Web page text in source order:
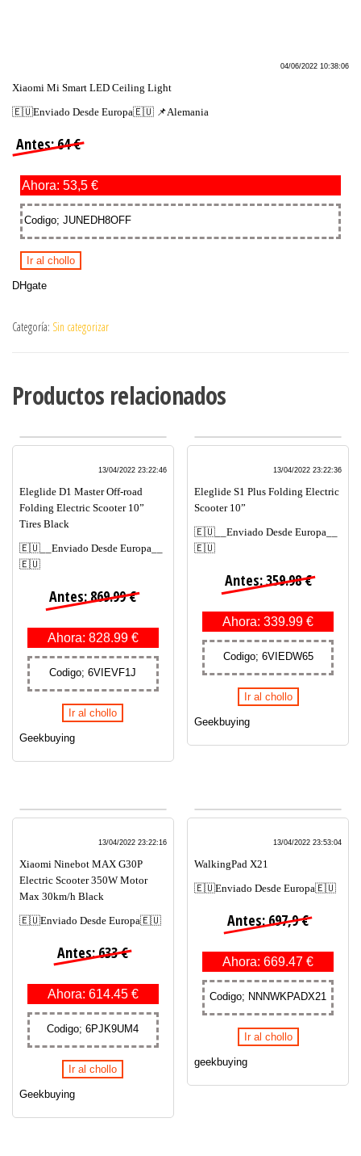
04/06/2022 10:38:06
Xiaomi Mi Smart LED Ceiling Light
🇪🇺Enviado Desde Europa🇪🇺 📌Alemania
Antes: 64 €
Ahora: 53,5 €
Codigo; JUNEDH8OFF
Ir al chollo
DHgate
Categoría: Sin categorizar
Productos relacionados
13/04/2022 23:22:46
Eleglide D1 Master Off-road
Folding Electric Scooter 10”
Tires Black
🇪🇺__Enviado Desde Europa__
🇪🇺
Antes: 869.99 €
Ahora: 828.99 €
Codigo; 6VIEVF1J
Ir al chollo
Geekbuying
13/04/2022 23:22:36
Eleglide S1 Plus Folding Electric
Scooter 10”
🇪🇺__Enviado Desde Europa__
🇪🇺
Antes: 359.98 €
Ahora: 339.99 €
Codigo; 6VIEDW65
Ir al chollo
Geekbuying
13/04/2022 23:22:16
Xiaomi Ninebot MAX G30P
Electric Scooter 350W Motor
Max 30km/h Black
🇪🇺Enviado Desde Europa🇪🇺
Antes: 633 €
Ahora: 614.45 €
Codigo; 6PJK9UM4
Ir al chollo
Geekbuying
13/04/2022 23:53:04
WalkingPad X21
🇪🇺Enviado Desde Europa🇪🇺
Antes: 697,9 €
Ahora: 669.47 €
Codigo; NNNWKPADX21
Ir al chollo
geekbuying